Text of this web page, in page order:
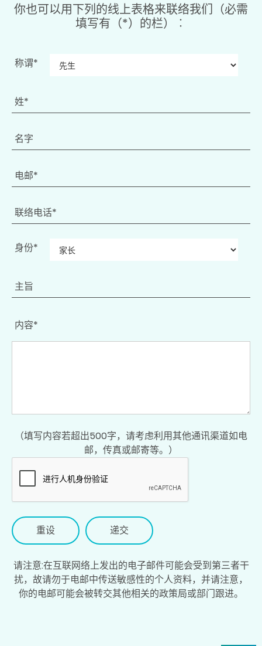
你也可以用下列的线上表格来联络我们（必需
填写有（*）的栏）︰
称谓*
身份*
内容*
（填写内容若超出500字，请考虑利用其他通讯渠道如电
邮，传真或邮寄等。）
重设
请注意:在互联网络上发出的电子邮件可能会受到第三者干
扰，故请勿于电邮中传送敏感性的个人资料，并请注意，
你的电邮可能会被转交其他相关的政策局或部门跟进。